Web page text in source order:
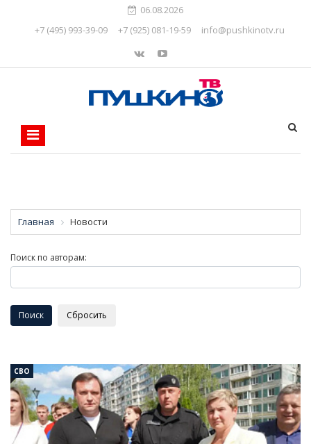
06.08.2026
+7 (495) 993-39-09
+7 (925) 081-19-59 info@pushkinotv.ru
Главная Новости
Поиск по авторам:
СВО